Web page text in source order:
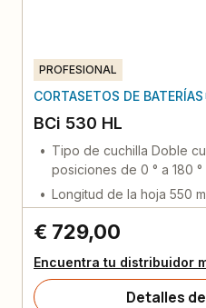
PROFESIONAL
CORTASETOS DE BATERÍAS
BCi 530 HL
Tipo de cuchilla Doble
posiciones de 0 ° a 180 °
Longitud de la hoja 550
€ 729,00
Encuentra tu distribuidor
Detalles